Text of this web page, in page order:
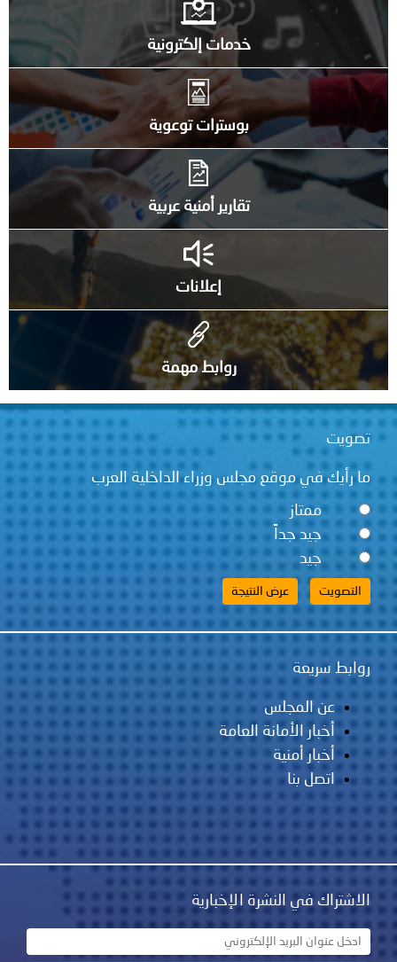
خدمات إلكترونية
بوسترات توعوية
روابط مهمة
مجلس وزراء الداخلية العرب
العامة
الإخبارية